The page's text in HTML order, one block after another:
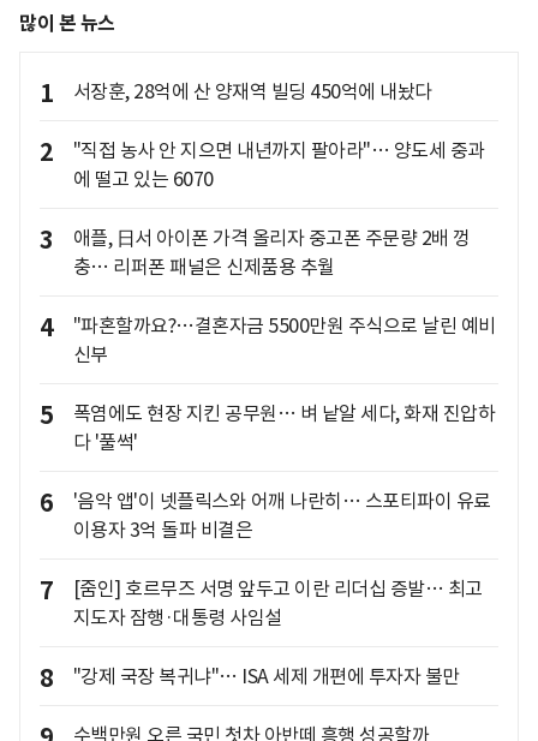
많이 본 뉴스
1 서장훈, 28억에 산 양재역 빌딩 450억에 내놨다
2
"직접 농사 안 지으면 내년까지 팔아라"… 양도세 중과
에 떨고 있는 6070
3
애플, 日서 아이폰 가격 올리자 중고폰 주문량 2배 껑
충… 리퍼폰 패널은 신제품용 추월
4
"파혼할까요?…결혼자금 5500만원 주식으로 날린 예비
신부
5
폭염에도 현장 지킨 공무원… 벼 낱알 세다, 화재 진압하
다 '풀썩'
6
'음악 앱'이 넷플릭스와 어깨 나란히… 스포티파이 유료
이용자 3억 돌파 비결은
7
[줌인] 호르무즈 서명 앞두고 이란 리더십 증발… 최고
지도자 잠행·대통령 사임설
8 "강제 국장 복귀냐"… ISA 세제 개편에 투자자 불만
수백만원 오른 국민 첫차 아반떼 흥행 성공할까